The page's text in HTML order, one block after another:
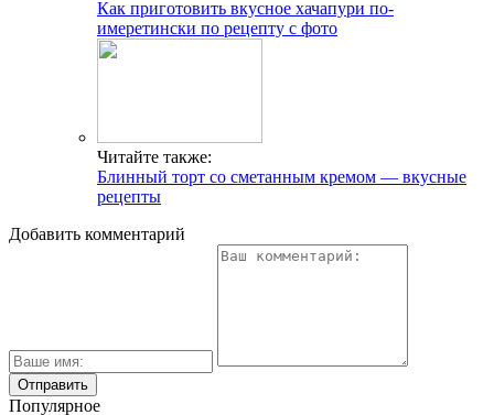
Как приготовить вкусное хачапури по-
имеретински по рецепту с фото
Читайте также:
Блинный торт со сметанным кремом — вкусные
рецепты
Добавить комментарий
Популярное